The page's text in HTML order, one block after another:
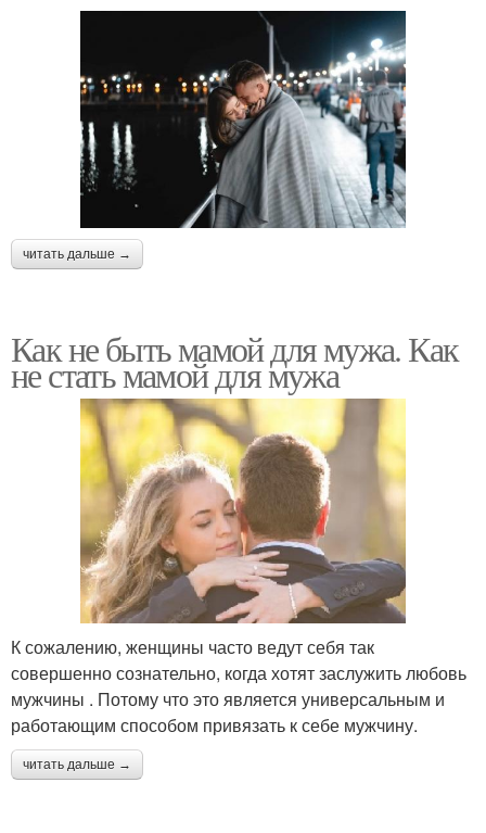
читать дальше →
Как не быть мамой для мужа. Как
не стать мамой для мужа
К сожалению, женщины часто ведут себя так
совершенно сознательно, когда хотят заслужить любовь
мужчины . Потому что это является универсальным и
работающим способом привязать к себе мужчину.
читать дальше →